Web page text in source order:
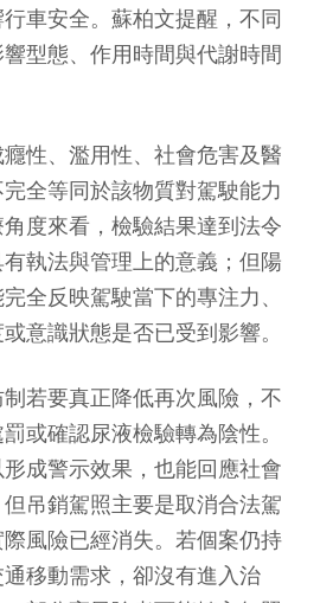
車安全。蘇柏文提醒，不同
型態、作用時間與代謝時間
性、濫用性、社會危害及醫
全等同於該物質對駕駛能力
度來看，檢驗結果達到法令
執法與管理上的意義；但陽
全反映駕駛當下的專注力、
意識狀態是否已受到影響。
若要真正降低再次風險，不
或確認尿液檢驗轉為陰性。
成警示效果，也能回應社會
吊銷駕照主要是取消合法駕
風險已經消失。若個案仍持
移動需求，卻沒有進入治